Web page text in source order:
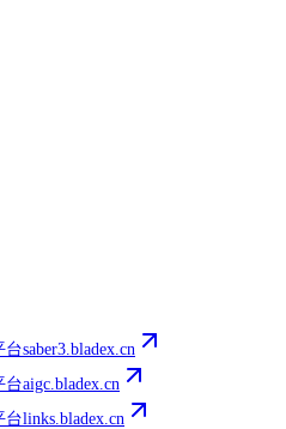
台saber3.bladex.cn
台aigc.bladex.cn
台links.bladex.cn